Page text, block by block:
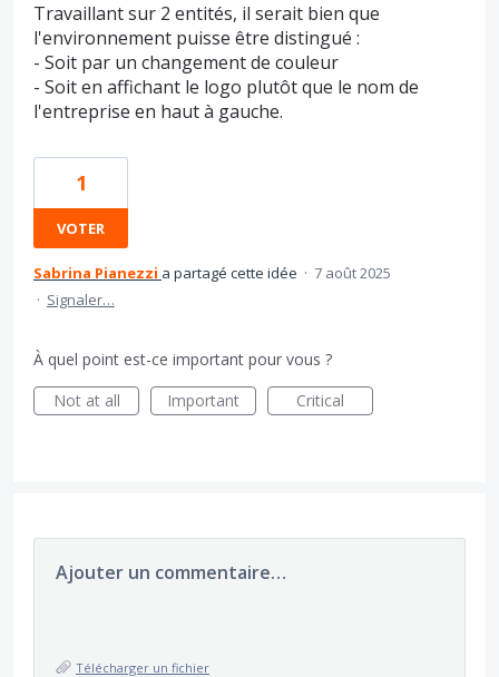
Travaillant sur 2 entités, il serait bien que
l'environnement puisse être distingué :
- Soit par un changement de couleur
- Soit en affichant le logo plutôt que le nom de
l'entreprise en haut à gauche.
1
VOTER
Sabrina Pianezzi a partagé cette idée · 7 août 2025
· Signaler…
À quel point est-ce important pour vous ?
Not at all
Important Critical
Ajouter un commentaire…
Télécharger un fichier